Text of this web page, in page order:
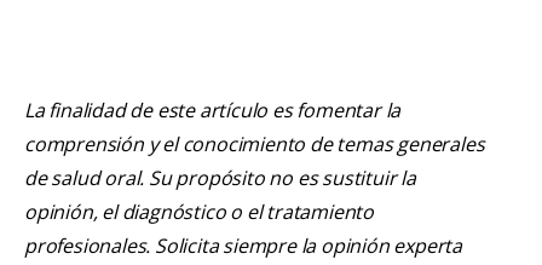
La finalidad de este artículo es fomentar la
comprensión y el conocimiento de temas generales
de salud oral. Su propósito no es sustituir la
opinión, el diagnóstico o el tratamiento
profesionales. Solicita siempre la opinión experta